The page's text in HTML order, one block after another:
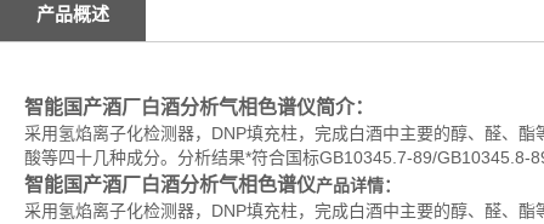
产品概述
智能国产酒厂白酒分析气相色谱仪简介：
采用氢焰离子化检测器，DNP填充柱，完成白酒中主要的醇、醛、
酸等四十几种成分。分析结果*符合国标GB10345.7-89/GB10345.8-
智能国产酒厂白酒分析气相色谱仪产品详情：
采用氢焰离子化检测器，DNP填充柱，完成白酒中主要的醇、醛、